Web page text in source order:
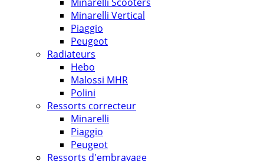
Minarelli Vertical
Piaggio
Peugeot
Radiateurs
Hebo
Malossi MHR
Polini
Ressorts correcteur
Minarelli
Piaggio
Peugeot
Ressorts d'embrayage